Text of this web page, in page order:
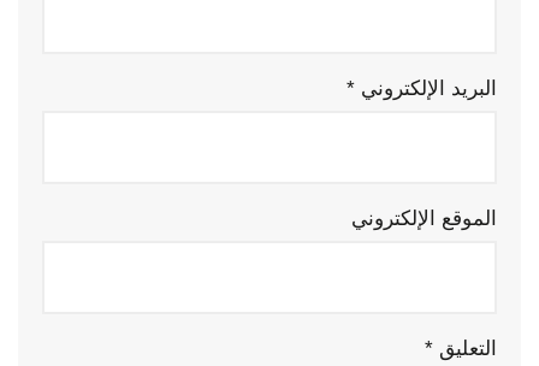
البريد الإلكتروني *
الموقع الإلكتروني
التعليق *